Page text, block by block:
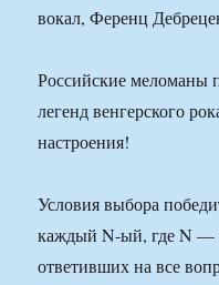
вокал, Ференц
Российские меломаны
легенд венгерского
настроения!
Условия выбора
каждый N-ый, где N —
ответивших на все